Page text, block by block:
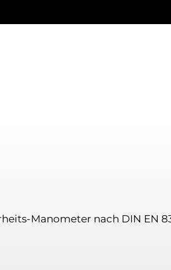
Manometer nach DIN EN